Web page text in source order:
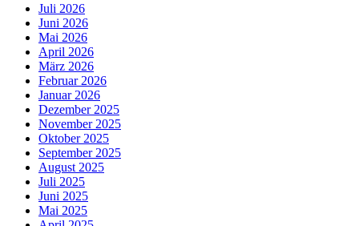
Juli 2026
Juni 2026
Mai 2026
April 2026
März 2026
Februar 2026
Januar 2026
Dezember 2025
November 2025
Oktober 2025
September 2025
August 2025
Juli 2025
Juni 2025
Mai 2025